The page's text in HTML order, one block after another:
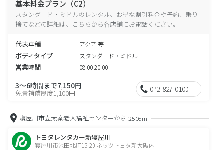
基本料金プラン（C2）
スタンダード・ミドルのレンタル、お得な割引料金や予約、乗り
捨てなどの詳細は、こちらから各店舗にお電話ください。
代表車種 アクア 等
ボディタイプ スタンダード・ミドル
営業時間 08:00-20:00
3～6時間まで7,150円
免責補償制度1,100円 072-827-0100
寝屋川市立太秦老人福祉センターから 2505m
トヨタレンタカー新寝屋川
寝屋川市池田北町15-20 ネッツトヨタ新大阪内